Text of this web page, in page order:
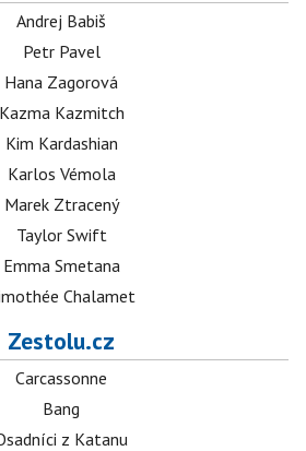
Andrej Babiš
Petr Pavel
Hana Zagorová
Kazma Kazmitch
Kim Kardashian
Karlos Vémola
Marek Ztracený
Taylor Swift
Emma Smetana
Chalamet
Zestolu.cz
Carcassonne
Bang
z Katanu